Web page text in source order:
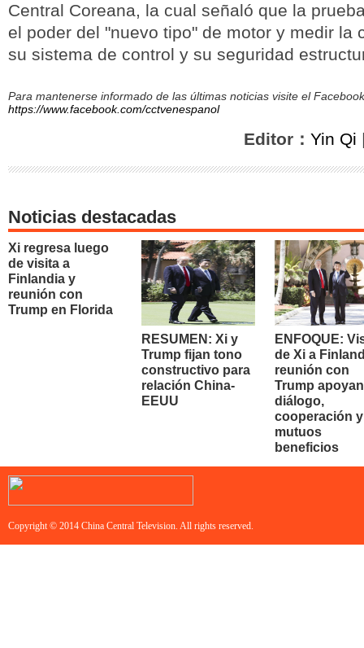
Central Coreana, la cual señaló que la
el poder del "nuevo tipo" de motor y medir la
su sistema de control y su seguridad
Para mantenerse informado de las últimas noticias visite el
https://www.facebook.com/cctvenespanol
Editor： Yin Qi
Noticias destacadas
Xi regresa luego
de visita a
Finlandia y
reunión con
Trump en Florida
RESUMEN: Xi y
Trump fijan tono
constructivo para
relación China-
EEUU
ENFOQUE:
de Xi a
reunión con
Trump apoyan
diálogo,
cooperación y
mutuos
beneficios
Copyright © 2014 China Central Television. All rights reserved.